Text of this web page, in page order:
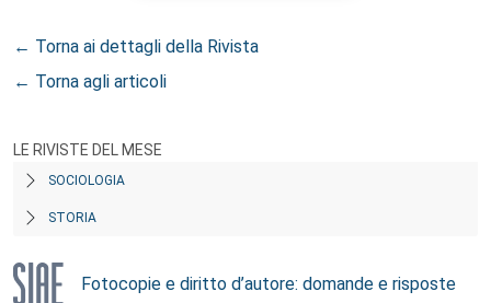
← Torna ai dettagli della Rivista
← Torna agli articoli
LE RIVISTE DEL MESE
SOCIOLOGIA
STORIA
Fotocopie e diritto d’autore: domande e risposte